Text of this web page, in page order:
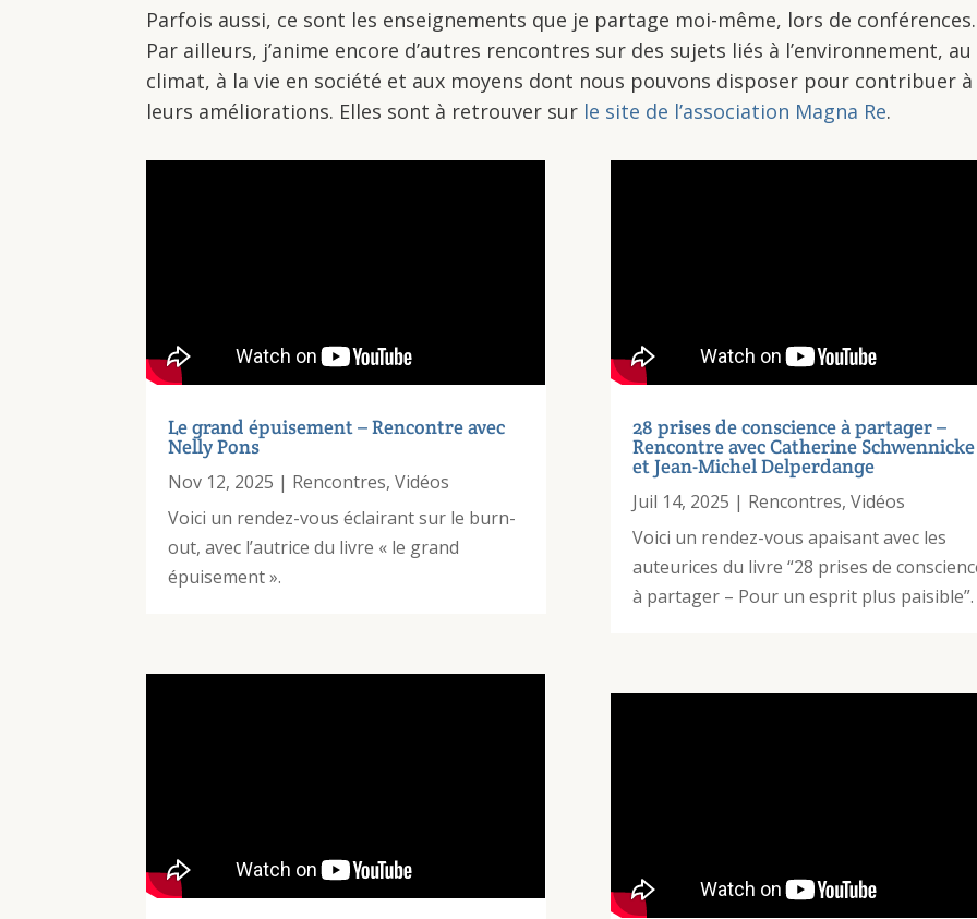
Parfois aussi, ce sont les enseignements que je partage moi-même, lors de
Par ailleurs, j’anime encore d’autres rencontres sur des sujets liés à l’environnement, au
climat, à la vie en société et aux moyens dont nous pouvons disposer pour contribuer à
leurs améliorations. Elles sont à retrouver sur le site de l’association Magna Re.
Le grand épuisement – Rencontre avec
Nelly Pons
Nov 12, 2025 | Rencontres,Vidéos
Voici un rendez-vous éclairant sur le burn-
out, avec l’autrice du livre « le grand
épuisement ».
28 prises de conscience à partager –
Rencontre avec Catherine Schwennicke
et Jean-Michel Delperdange
Juil 14, 2025 | Rencontres, Vidéos
Voici un rendez-vous apaisant avec les
auteurices du livre “28 prises de
à partager – Pour un esprit plus paisible”.